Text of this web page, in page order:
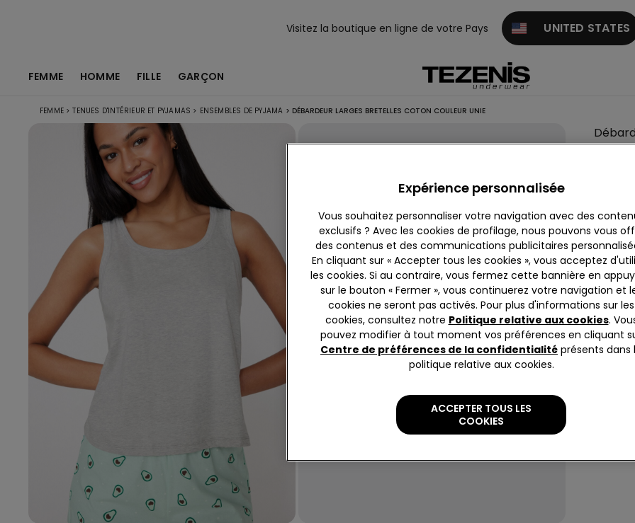
Visitez la boutique en ligne de votre Pays UNITED STATES
FEMME HOMME FILLE GARÇON
FEMME > TENUES D'INTÉRIEUR ET PYJAMAS > ENSEMBLES DE PYJAMA > DÉBARDEUR LARGES BRETELLES COTON COULEUR UNIE
de
Expérience personnalisée
Vous souhaitez personnaliser votre navigation avec des
exclusifs ? Avec les cookies de profilage, nous pouvons vous
des contenus et des communications publicitaires
En cliquant sur « Accepter tous les cookies », vous acceptez
les cookies. Si au contraire, vous fermez cette bannière en
sur le bouton « Fermer », vous continuerez votre navigation et
cookies ne seront pas activés. Pour plus d'informations sur les
cookies, consultez notre Politique relative aux cookies.
pouvez modifier à tout moment vos préférences en cliquant
Centre de préférences de la confidentialité présents dans
politique relative aux cookies.
ACCEPTER TOUS LES
COOKIES